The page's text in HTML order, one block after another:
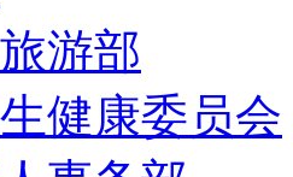
游部
健康委员会